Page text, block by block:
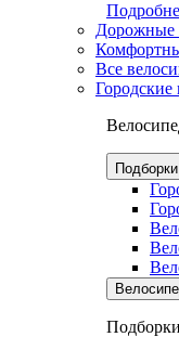
Дорожные
Все
Городские
Подборки
Подборки